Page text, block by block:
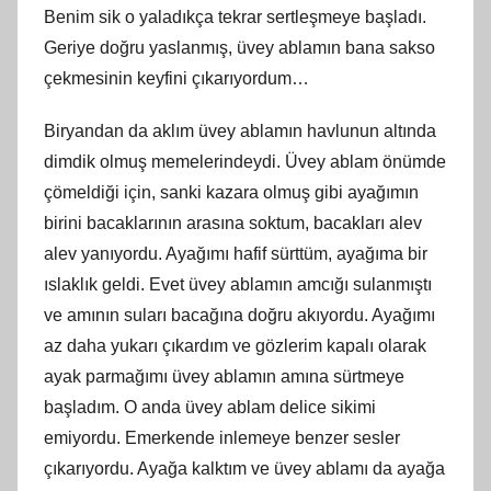
Benim sik o yaladıkça tekrar sertleşmeye başladı.
Geriye doğru yaslanmış, üvey ablamın bana sakso
çekmesinin keyfini çıkarıyordum…
Biryandan da aklım üvey ablamın havlunun altında
dimdik olmuş memelerindeydi. Üvey ablam önümde
çömeldiği için, sanki kazara olmuş gibi ayağımın
birini bacaklarının arasına soktum, bacakları alev
alev yanıyordu. Ayağımı hafif sürttüm, ayağıma bir
ıslaklık geldi. Evet üvey ablamın amcığı sulanmıştı
ve amının suları bacağına doğru akıyordu. Ayağımı
az daha yukarı çıkardım ve gözlerim kapalı olarak
ayak parmağımı üvey ablamın amına sürtmeye
başladım. O anda üvey ablam delice sikimi
emiyordu. Emerkende inlemeye benzer sesler
çıkarıyordu. Ayağa kalktım ve üvey ablamı da ayağa